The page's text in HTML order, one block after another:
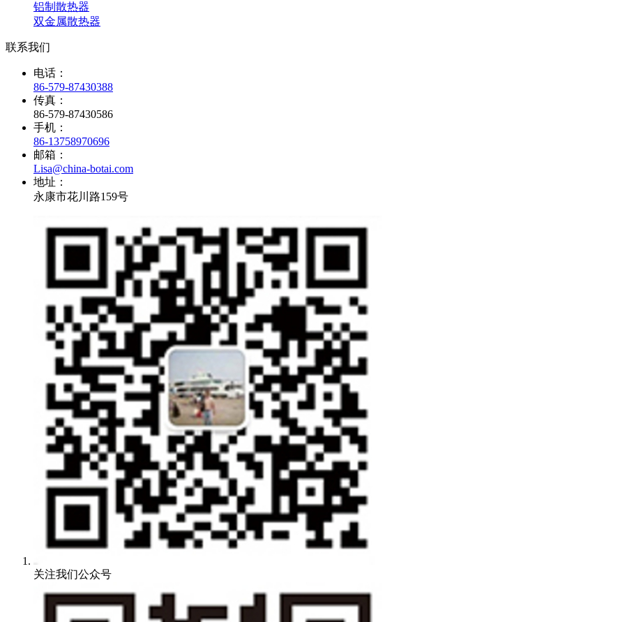
铝制散热器
双金属散热器
联系我们
电话：
86-579-87430388
传真：
86-579-87430586
手机：
86-13758970696
邮箱：
Lisa@china-botai.com
地址：
永康市花川路159号
关注我们公众号